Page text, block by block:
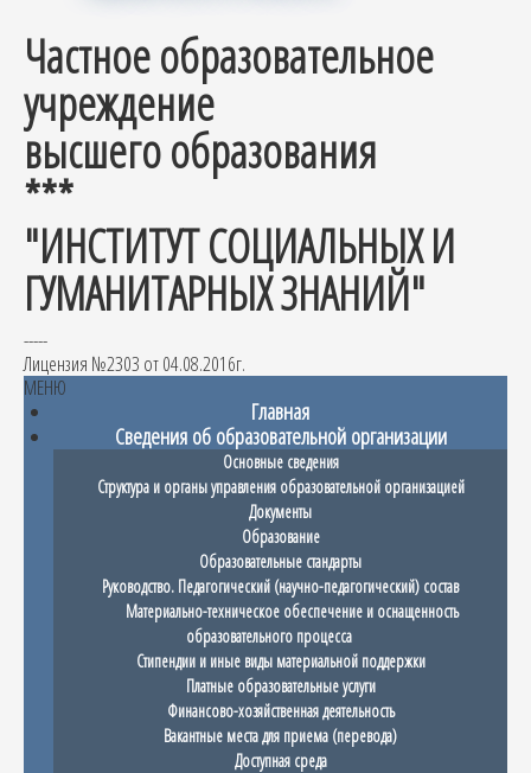
Частное образовательное
учреждение
высшего образования
***
"ИНСТИТУТ СОЦИАЛЬНЫХ И
ГУМАНИТАРНЫХ ЗНАНИЙ"
-----
Лицензия №2303 от 04.08.2016г.
МЕНЮ
Главная
Сведения об образовательной организации
Основные сведения
Структура и органы управления образовательной организацией
Документы
Образование
Образовательные стандарты
Руководство. Педагогический (научно-педагогический) состав
Материально-техническое обеспечение и оснащенность
образовательного процесса
Стипендии и иные виды материальной поддержки
Платные образовательные услуги
Финансово-хозяйственная деятельность
Вакантные места для приема (перевода)
Доступная среда